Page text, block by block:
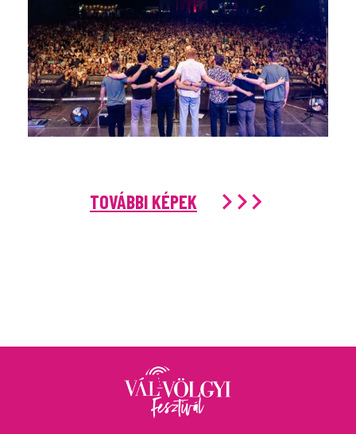
TOVÁBBI KÉPEK